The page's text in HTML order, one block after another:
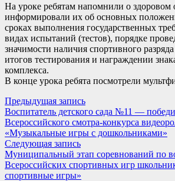
На уроке ребятам напомнили о здоровом
информировали их об основных
сроках выполнения государственных
видах испытаний (тестов), порядке
значимости наличия спортивного
итогов тестирования и награждении
комплекса.
В конце урока ребята посмотрели
Навигация
по
записям
Предыдущая записьПредыдущая
запись:
Воспитатель детского сада №11 —
Всероссийского смотра-конкурса
«Музыкальные игры с дошкольниками»
Следующая записьСледующая
запись:
Муниципальный этап соревнований по
Всероссийских спортивных игр
спортивные игры»